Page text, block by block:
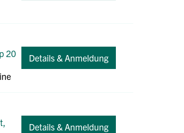
20
Details & Anmeldung
Details & Anmeldung